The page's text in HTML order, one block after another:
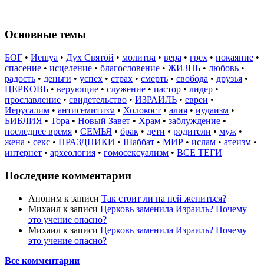
Основные темы
БОГ • Иешуа • Дух Святой • молитва • вера • грех • покаяние •
спасение • исцеление • благословение • ЖИЗНЬ • любовь •
радость • деньги • успех • страх • смерть • свобода • друзья •
ЦЕРКОВЬ • верующие • служение • пастор • лидер •
прославление • свидетельство • ИЗРАИЛЬ • евреи •
Иерусалим • антисемитизм • Холокост • алия • иудаизм •
БИБЛИЯ • Тора • Новый Завет • Храм • заблуждение •
последнее время • СЕМЬЯ • брак • дети • родители • муж •
жена • секс • ПРАЗДНИКИ • Шаббат • МИР • ислам • атеизм •
интернет • археология • гомосексуализм • ВСЕ ТЕГИ
Последние комментарии
Аноним к записи Так стоит ли на ней жениться?
Михаил к записи Церковь заменила Израиль? Почему
это учение опасно?
Михаил к записи Церковь заменила Израиль? Почему
это учение опасно?
Все комментарии